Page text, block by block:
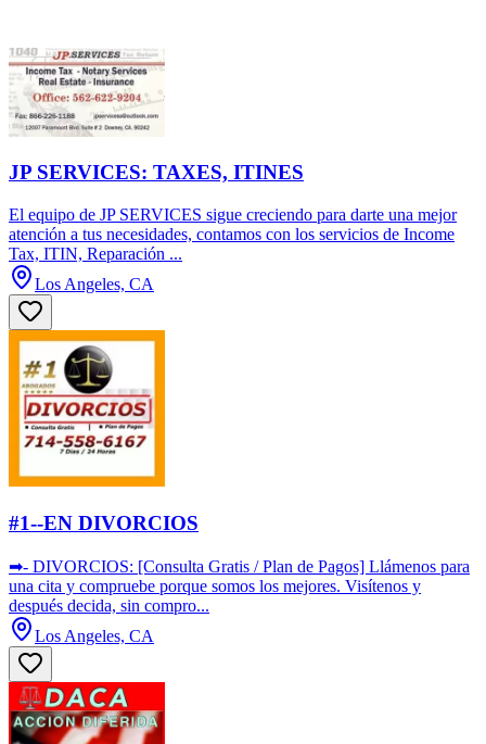
JP SERVICES: TAXES, ITINES
El equipo de JP SERVICES sigue creciendo para darte una mejor
atención a tus necesidades, contamos con los servicios de Income
Tax, ITIN, Reparación ...
Los Angeles, CA
#1--EN DIVORCIOS
➡- DIVORCIOS: [Consulta Gratis / Plan de Pagos] Llámenos para
una cita y compruebe porque somos los mejores. Visítenos y
después decida, sin compro...
Los Angeles, CA